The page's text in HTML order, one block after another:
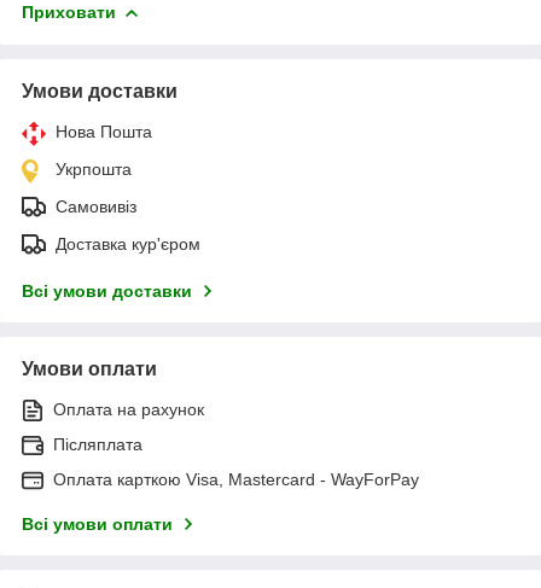
Приховати
Умови доставки
Нова Пошта
Укрпошта
Самовивіз
Доставка кур'єром
Всі умови доставки
Умови оплати
Оплата на рахунок
Післяплата
Оплата карткою Visa, Mastercard - WayForPay
Всі умови оплати